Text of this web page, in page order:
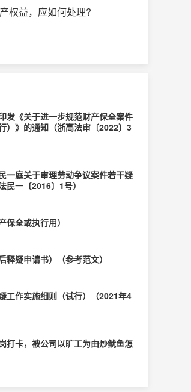
权益，应如何处理?
发《关于进一步规范财产保全案件
）》的通知（浙高法审〔2022〕3
一庭关于审理劳动争议案件若干疑
民一〔2016〕1号）
保全或执行用）
释疑申请书）（参考范文）
工作实施细则（试行）（2021年4
打卡，被公司以旷工为由炒鱿鱼怎